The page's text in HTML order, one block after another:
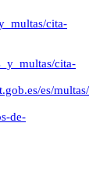
cita-
cita-
es/multas/
de-